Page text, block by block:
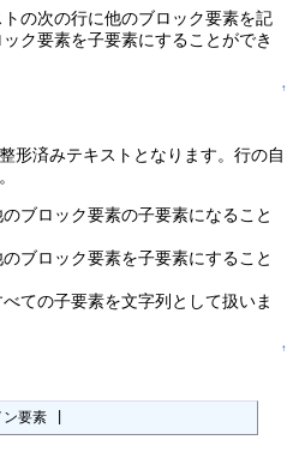
の次の行に他のブロック要素を記
ク要素を子要素にすることができ
↑
形済みテキストとなります。行の自
ブロック要素の子要素になること
ブロック要素を子要素にすること
ての子要素を文字列として扱いま
↑
要素 |